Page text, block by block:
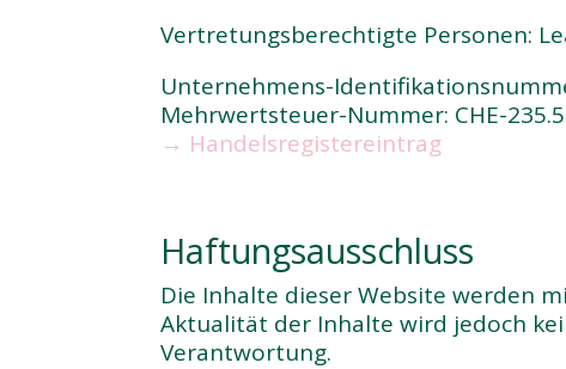
Vertretungsberechtigte Personen:
Unternehmens-
Mehrwertsteuer-Nummer: CHE-
→ Handelsregistereintrag
Haftungsausschluss
Die Inhalte dieser Website werden
Aktualität der Inhalte wird jedoch
Verantwortung.